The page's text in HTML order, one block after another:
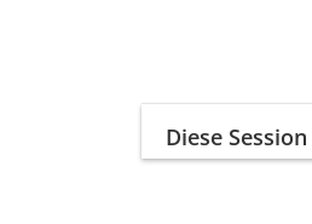
Diese Session